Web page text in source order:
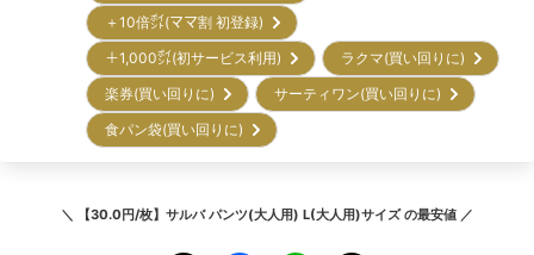
＋10倍㌽(ママ割 初登録)
＋1,000㌽(初サービス利用)
ラクマ(買い回りに)
楽券(買い回りに)
サーティワン(買い回りに)
食パン袋(買い回りに)
＼ 【30.0円/枚】サルバ パンツ(大人用) L(大人用)サイズの最安値 ／